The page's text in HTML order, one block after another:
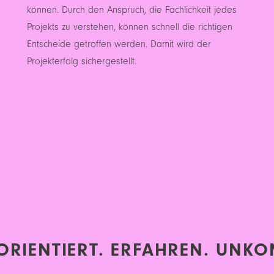
können. Durch den Anspruch, die Fachlichkeit jedes
Projekts zu verstehen, können schnell die richtigen
Entscheide getroffen werden. Damit wird der
Projekterfolg sichergestellt.
ERFAHREN.